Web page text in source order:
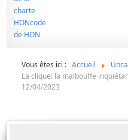
Vous êtes ici : Accueil
La clique: la malbouffe
12/04/2023